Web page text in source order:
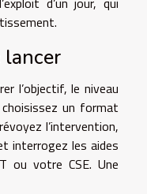
l’objectif, le niveau
un format
l’intervention,
interrogez les aides
ou votre CSE. Une